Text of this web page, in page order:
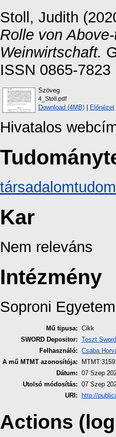
Stoll, Judith
Rolle von
Weinwirtschaft.
ISSN 0865-7823
Szöveg
4_Stoll.pdf
Download (4MB) | Előnézet
Hivatalos
Kar
Nem releváns
Intézmény
Soproni Egyetem
Mű tipusa: Cikk
SWORD Depositor: Teszt Sword
Felhasználó: Csaba
A mű MTMT azonosítója:
Dátum: 07 Szep
Utolsó módosítás: 07 Szep
URI:
http://
Actions